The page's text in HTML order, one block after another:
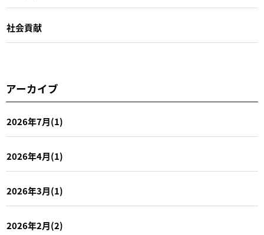
社会貢献
アーカイブ
2026年7月(1)
2026年4月(1)
2026年3月(1)
2026年2月(2)